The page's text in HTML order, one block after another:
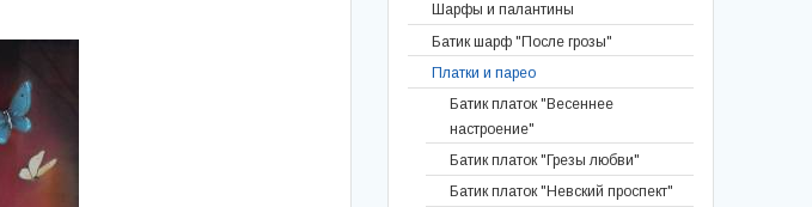
Шарфы и палантины
Батик шарф "Белые анемоны"
Батик палантин "Лето в разгаре"
Батик шарф "Стрекозы"
Батик шарф "Карпы в осеннем
пруду"
Батик палантин "Кружево маков"
Батик шарф "После грозы"
Платки и парео
Батик платок "Весеннее
настроение"
Батик платок "Грезы любви"
Батик платок "Невский проспект"